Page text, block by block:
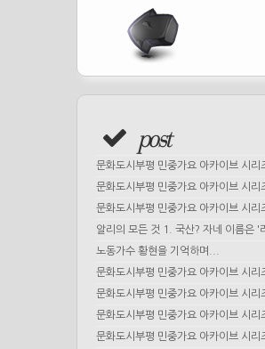
post
문화도시부평 민중가요 아카이브 시리
문화도시부평 민중가요 아카이브 시리
문화도시부평 민중가요 아카이브 시리
알리의 모든 것 1. 국산? 자네 이름은 '
노동가수 황현을 기억하며...
문화도시부평 민중가요 아카이브 시리
문화도시부평 민중가요 아카이브 시리
문화도시부평 민중가요 아카이브 시리
문화도시부평 민중가요 아카이브 시리